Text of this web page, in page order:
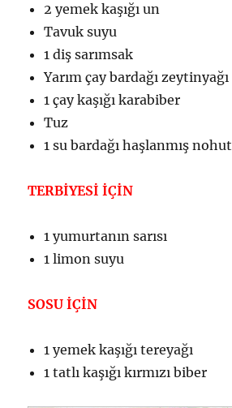
2 yemek kaşığı un
Tavuk suyu
1 diş sarımsak
Yarım çay bardağı zeytinyağı
1 çay kaşığı karabiber
Tuz
1 su bardağı haşlanmış nohut
TERBİYESİ İÇİN
1 yumurtanın sarısı
1 limon suyu
SOSU İÇİN
1 yemek kaşığı tereyağı
1 tatlı kaşığı kırmızı biber